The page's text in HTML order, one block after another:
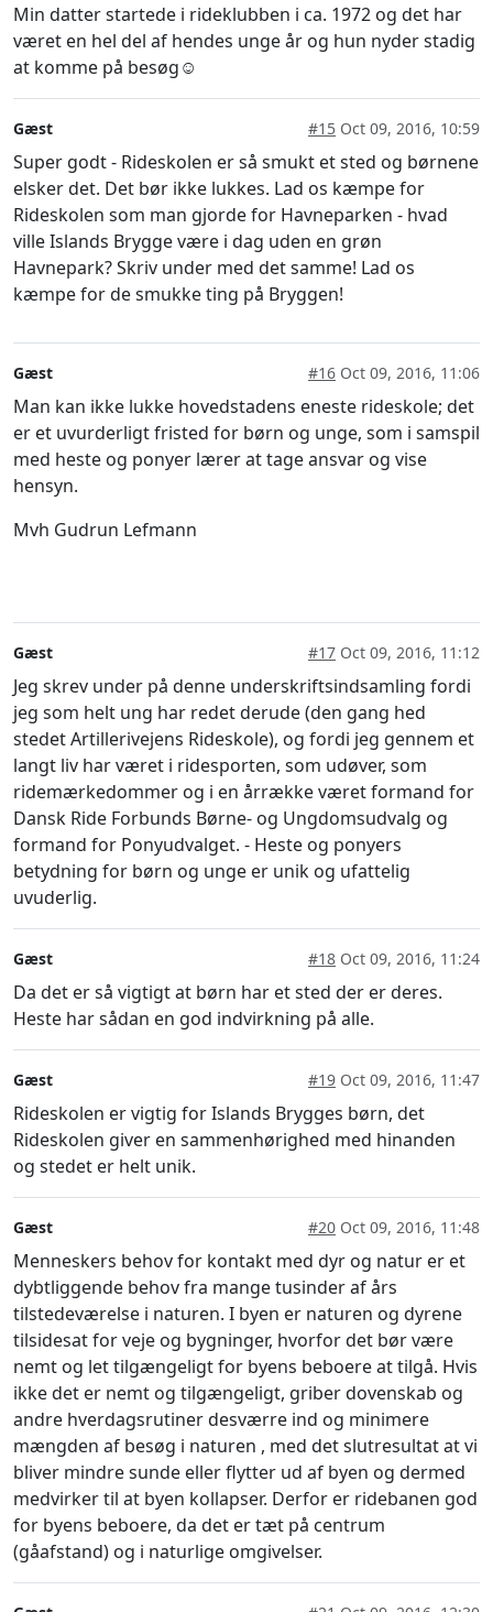
Min datter startede i rideklubben i ca. 1972 og det har
været en hel del af hendes unge år og hun nyder stadig
at komme på besøg☺
Gæst #15 Oct 09, 2016, 10:59
Super godt - Rideskolen er så smukt et sted og børnene
elsker det. Det bør ikke lukkes. Lad os kæmpe for
Rideskolen som man gjorde for Havneparken - hvad
ville Islands Brygge være i dag uden en grøn
Havnepark? Skriv under med det samme! Lad os
kæmpe for de smukke ting på Bryggen!
Gæst #16 Oct 09, 2016, 11:06
Man kan ikke lukke hovedstadens eneste rideskole; det
er et uvurderligt fristed for børn og unge, som i samspil
med heste og ponyer lærer at tage ansvar og vise
hensyn.
Mvh Gudrun Lefmann
Gæst #17 Oct 09, 2016, 11:12
Jeg skrev under på denne underskriftsindsamling fordi
jeg som helt ung har redet derude (den gang hed
stedet Artillerivejens Rideskole), og fordi jeg gennem et
langt liv har været i ridesporten, som udøver, som
ridemærkedommer og i en årrække været formand for
Dansk Ride Forbunds Børne- og Ungdomsudvalg og
formand for Ponyudvalget. - Heste og ponyers
betydning for børn og unge er unik og ufattelig
uvuderlig.
Gæst #18 Oct 09, 2016, 11:24
Da det er så vigtigt at børn har et sted der er deres.
Heste har sådan en god indvirkning på alle.
Gæst #19 Oct 09, 2016, 11:47
Rideskolen er vigtig for Islands Brygges børn, det
Rideskolen giver en sammenhørighed med hinanden
og stedet er helt unik.
Gæst #20 Oct 09, 2016, 11:48
Menneskers behov for kontakt med dyr og natur er et
dybtliggende behov fra mange tusinder af års
tilstedeværelse i naturen. I byen er naturen og dyrene
tilsidesat for veje og bygninger, hvorfor det bør være
nemt og let tilgængeligt for byens beboere at tilgå. Hvis
ikke det er nemt og tilgængeligt, griber dovenskab og
andre hverdagsrutiner desværre ind og minimere
mængden af besøg i naturen , med det slutresultat at vi
bliver mindre sunde eller flytter ud af byen og dermed
medvirker til at byen kollapser. Derfor er ridebanen god
for byens beboere, da det er tæt på centrum
(gåafstand) og i naturlige omgivelser.